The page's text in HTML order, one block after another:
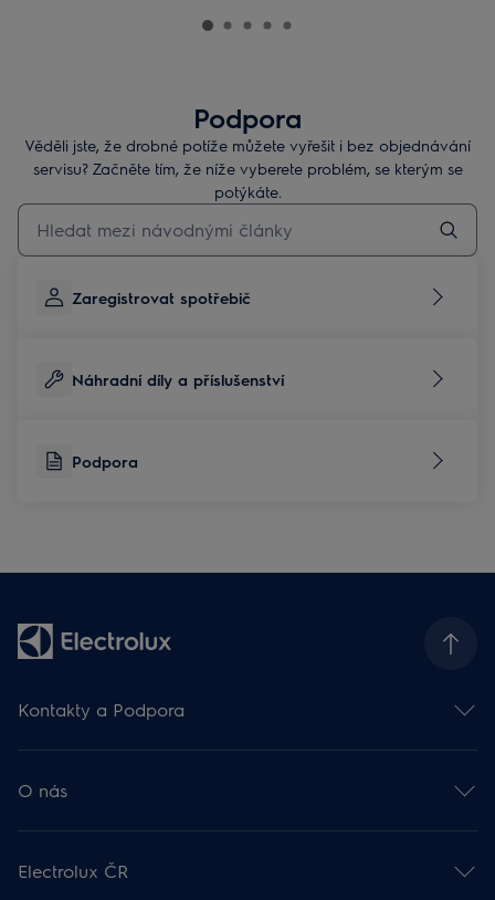
Podpora
Věděli jste, že drobné potíže můžete vyřešit i bez objednávání
servisu? Začněte tím, že níže vyberete problém, se kterým se
potýkáte.
Pro vyhledávání v článcích technické podpory začněte psát
Zaregistrovat spotřebič
Náhradní díly a příslušenství
Podpora
Kontakty a Podpora
Odběr newsletteru
Facebook 🡕
Instagram 🡕
TikTok 🡕
O nás
Finanční informace 🡕
Udržitelnost 🡕
Electrolux ČR